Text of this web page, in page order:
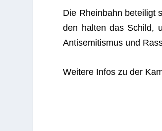
Die Rhein­bahn betei­ligt
den hal­ten das Schild,
Anti­se­mi­tis­mus und
Wei­tere Infos zu der